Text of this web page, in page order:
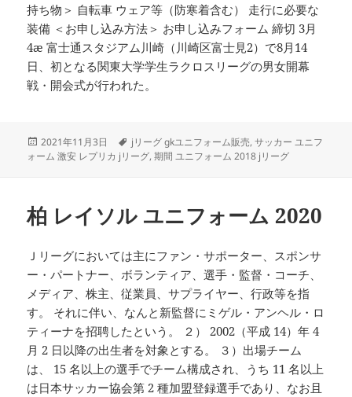
持ち物＞ 自転車 ウェア等（防寒着含む） 走行に必要な
装備 ＜お申し込み方法＞ お申し込みフォーム 締切 3月
4æ 富士通スタジアム川崎（川崎区富士見2）で8月14
日、初となる関東大学学生ラクロスリーグの男女開幕
戦・開会式が行われた。
投
稿
2021年11月3日
タ
グ
jリーグ gkユニフォーム販売,サッカー ユニフ
ォーム 激安 レプリカ jリーグ,期間 ユニフォーム 2018 jリーグ
柏 レイソル ユニフォーム 2020
Ｊリーグにおいては主にファン・サポーター、スポンサ
ー・パートナー、ボランティア、選手・監督・コーチ、
メディア、株主、従業員、サプライヤー、行政等を指
す。 それに伴い、なんと新監督にミゲル・アンヘル・ロ
ティーナを招聘したという。 ２） 2002（平成 14）年 4
月 2 日以降の出生者を対象とする。 ３）出場チーム
は、 15 名以上の選手でチーム構成され、うち 11 名以上
は日本サッカー協会第 2 種加盟登録選手であり、なお且